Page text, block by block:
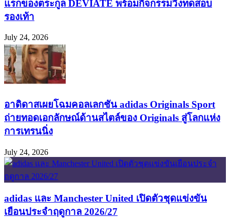
แรกของตระกูล DEVIATE พร้อมกิจกรรมวิ่งทดสอบ
รองเท้า
July 24, 2026
อาดิดาสเผยโฉมคอลเลกชัน adidas Originals Sport
ถ่ายทอดเอกลักษณ์ด้านสไตล์ของ Originals สู่โลกแห่ง
การเทรนนิ่ง
July 24, 2026
adidas และ Manchester United เปิดตัวชุดแข่งขัน
เยือนประจำฤดูกาล 2026/27